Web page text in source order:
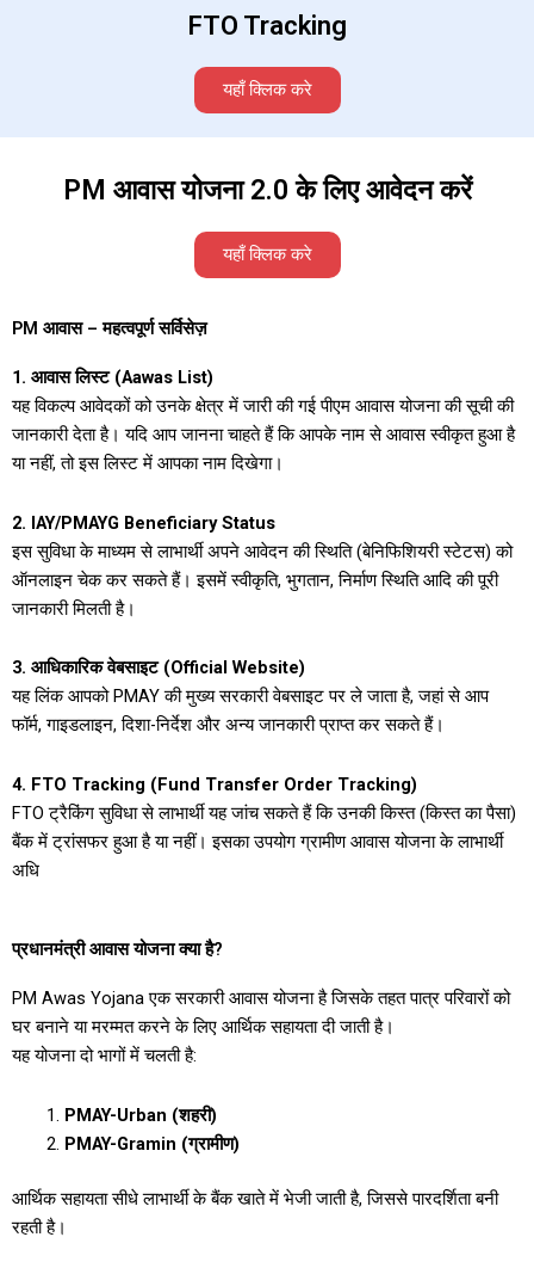
FTO Tracking
यहाँ क्लिक करे
PM आवास योजना 2.0 के लिए आवेदन करें
यहाँ क्लिक करे
PM आवास – महत्वपूर्ण सर्विसेज़
1. आवास लिस्ट (Aawas List)
यह विकल्प आवेदकों को उनके क्षेत्र में जारी की गई पीएम आवास योजना की सूची की
जानकारी देता है। यदि आप जानना चाहते हैं कि आपके नाम से आवास स्वीकृत हुआ है
या नहीं, तो इस लिस्ट में आपका नाम दिखेगा।
2. IAY/PMAYG Beneficiary Status
इस सुविधा के माध्यम से लाभार्थी अपने आवेदन की स्थिति (बेनिफिशियरी स्टेटस) को
ऑनलाइन चेक कर सकते हैं। इसमें स्वीकृति, भुगतान, निर्माण स्थिति आदि की पूरी
जानकारी मिलती है।
3. आधिकारिक वेबसाइट (Official Website)
यह लिंक आपको PMAY की मुख्य सरकारी वेबसाइट पर ले जाता है, जहां से आप
फॉर्म, गाइडलाइन, दिशा-निर्देश और अन्य जानकारी प्राप्त कर सकते हैं।
4. FTO Tracking (Fund Transfer Order Tracking)
FTO ट्रैकिंग सुविधा से लाभार्थी यह जांच सकते हैं कि उनकी किस्त (किस्त का पैसा)
बैंक में ट्रांसफर हुआ है या नहीं। इसका उपयोग ग्रामीण आवास योजना के लाभार्थी
अधि
प्रधानमंत्री आवास योजना क्या है?
PM Awas Yojana एक सरकारी आवास योजना है जिसके तहत पात्र परिवारों को
घर बनाने या मरम्मत करने के लिए आर्थिक सहायता दी जाती है।
यह योजना दो भागों में चलती है:
PMAY-Urban (शहरी)
PMAY-Gramin (ग्रामीण)
आर्थिक सहायता सीधे लाभार्थी के बैंक खाते में भेजी जाती है, जिससे पारदर्शिता बनी
रहती है।